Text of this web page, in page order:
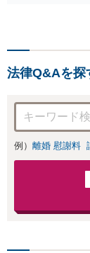
法律Q&Aを探
例） 離婚 慰謝料